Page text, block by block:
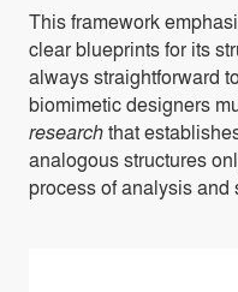
This framework
clear blueprints for its
always straightforward
biomimetic designers
researchthat
analogous structures
process of analysis and